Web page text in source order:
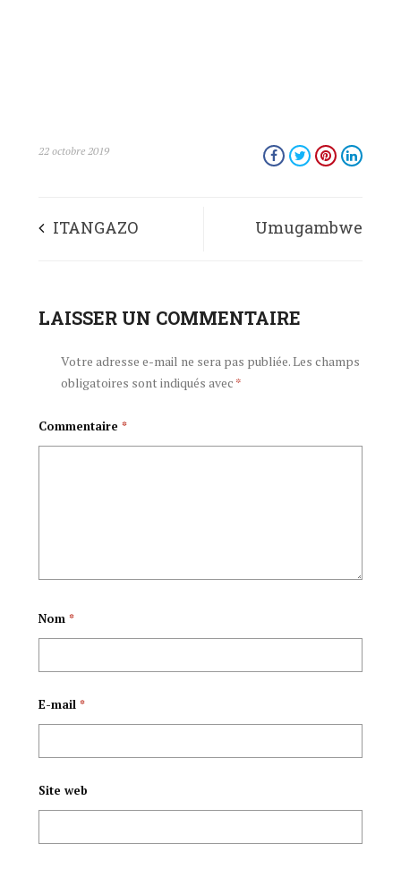
22 octobre 2019
ITANGAZO
CNDD-FDD
RIJANYE NO
26 IRANGIYE
N’ INCUNGU YA
DEMOKARASI
NYENICUBAHIRO
MERIKIYORO
NDADAYE
AGANDAGUWE
Umugambwe
urashimishwa
n’intambwe yo
bishasha
LAISSER UN COMMENTAIRE
Votre adresse e-mail ne sera pas publiée.Les champs
obligatoires sont indiqués avec *
Commentaire *
Nom *
E-mail *
Site web